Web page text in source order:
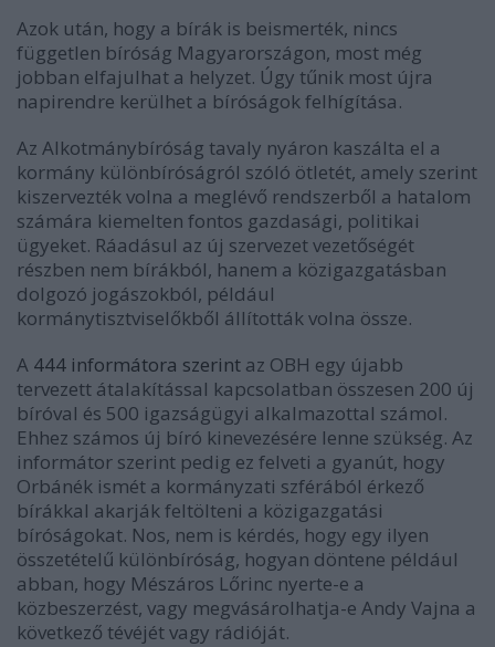
Azok után, hogy a bírák is beismerték, nincs
független bíróság Magyarországon, most még
jobban elfajulhat a helyzet. Úgy tűnik most újra
napirendre kerülhet a bíróságok felhígítása.
Az Alkotmánybíróság tavaly nyáron kaszálta el a
kormány különbíróságról szóló ötletét, amely szerint
kiszervezték volna a meglévő rendszerből a hatalom
számára kiemelten fontos gazdasági, politikai
ügyeket. Ráadásul az új szervezet vezetőségét
részben nem bírákból, hanem a közigazgatásban
dolgozó jogászokból, például
kormánytisztviselőkből állították volna össze.
A 444 informátora szerint az OBH egy újabb
tervezett átalakítással kapcsolatban összesen 200 új
bíróval és 500 igazságügyi alkalmazottal számol.
Ehhez számos új bíró kinevezésére lenne szükség. Az
informátor szerint pedig ez felveti a gyanút, hogy
Orbánék ismét a kormányzati szférából érkező
bírákkal akarják feltölteni a közigazgatási
bíróságokat. Nos, nem is kérdés, hogy egy ilyen
összetételű különbíróság, hogyan döntene például
abban, hogy Mészáros Lőrinc nyerte-e a
közbeszerzést, vagy megvásárolhatja-e Andy Vajna a
következő tévéjét vagy rádióját.